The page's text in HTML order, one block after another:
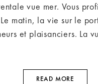
vue mer. Vous
matin, la vie sur le
et plaisanciers. La
READ MORE